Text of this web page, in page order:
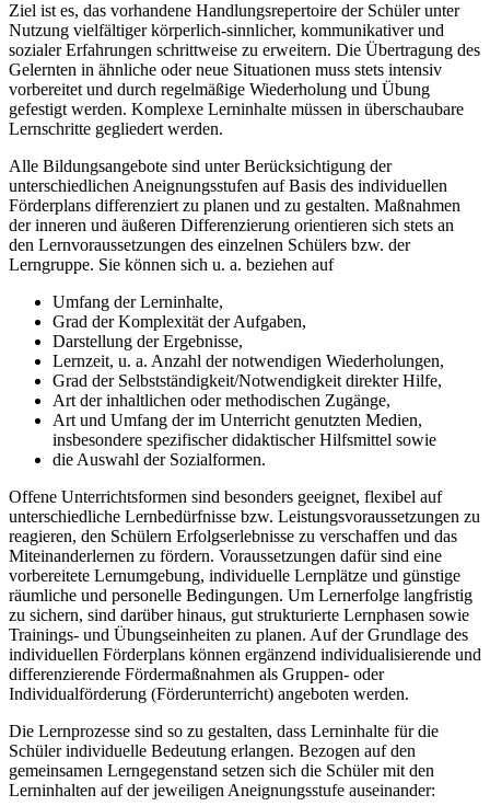
Ziel ist es, das vorhandene Handlungsrepertoire der Schüler unter
Nutzung vielfältiger körperlich-sinnlicher, kommunikativer und
sozialer Erfahrungen schrittweise zu erweitern. Die Übertragung des
Gelernten in ähnliche oder neue Situationen muss stets intensiv
vorbereitet und durch regelmäßige Wiederholung und Übung
gefestigt werden. Komplexe Lerninhalte müssen in überschaubare
Lernschritte gegliedert werden.
Alle Bildungsangebote sind unter Berücksichtigung der
unterschiedlichen Aneignungsstufen auf Basis des individuellen
Förderplans differenziert zu planen und zu gestalten. Maßnahmen
der inneren und äußeren Differenzierung orientieren sich stets an
den Lernvoraussetzungen des einzelnen Schülers bzw. der
Lerngruppe. Sie können sich u. a. beziehen auf
Umfang der Lerninhalte,
Grad der Komplexität der Aufgaben,
Darstellung der Ergebnisse,
Lernzeit, u. a. Anzahl der notwendigen Wiederholungen,
Grad der Selbstständigkeit/Notwendigkeit direkter Hilfe,
Art der inhaltlichen oder methodischen Zugänge,
Art und Umfang der im Unterricht genutzten Medien,
insbesondere spezifischer didaktischer Hilfsmittel sowie
die Auswahl der Sozialformen.
Offene Unterrichtsformen sind besonders geeignet, flexibel auf
unterschiedliche Lernbedürfnisse bzw. Leistungsvoraussetzungen zu
reagieren, den Schülern Erfolgserlebnisse zu verschaffen und das
Miteinanderlernen zu fördern. Voraussetzungen dafür sind eine
vorbereitete Lernumgebung, individuelle Lernplätze und günstige
räumliche und personelle Bedingungen. Um Lernerfolge langfristig
zu sichern, sind darüber hinaus, gut strukturierte Lernphasen sowie
Trainings- und Übungseinheiten zu planen. Auf der Grundlage des
individuellen Förderplans können ergänzend individualisierende und
differenzierende Fördermaßnahmen als Gruppen- oder
Individualförderung (Förderunterricht) angeboten werden.
Die Lernprozesse sind so zu gestalten, dass Lerninhalte für die
Schüler individuelle Bedeutung erlangen. Bezogen auf den
gemeinsamen Lerngegenstand setzen sich die Schüler mit den
Lerninhalten auf der jeweiligen Aneignungsstufe auseinander: